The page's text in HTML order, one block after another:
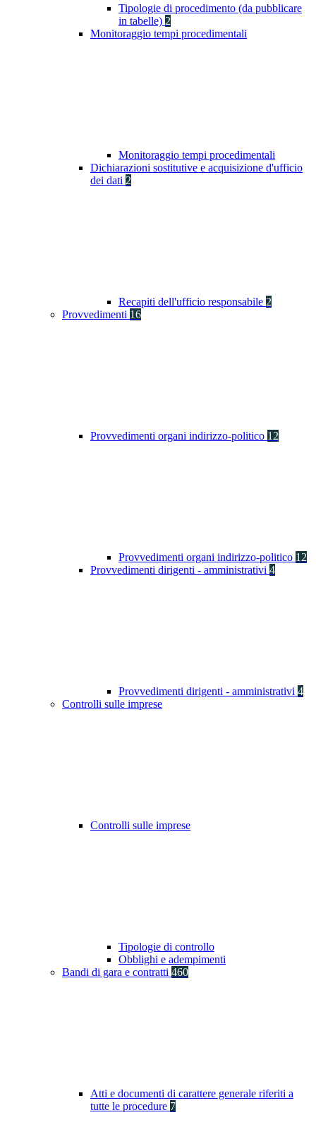
Tipologie di procedimento (da pubblicare
in tabelle) 2
Monitoraggio tempi procedimentali
Monitoraggio tempi procedimentali
Dichiarazioni sostitutive e acquisizione d'ufficio
dei dati 2
Recapiti dell'ufficio responsabile 2
Provvedimenti 16
Provvedimenti organi indirizzo-politico 12
Provvedimenti organi indirizzo-politico 12
Provvedimenti dirigenti - amministrativi 4
Provvedimenti dirigenti - amministrativi 4
Controlli sulle imprese
Controlli sulle imprese
Tipologie di controllo
Obblighi e adempimenti
Bandi di gara e contratti 460
Atti e documenti di carattere generale riferiti a
tutte le procedure 7